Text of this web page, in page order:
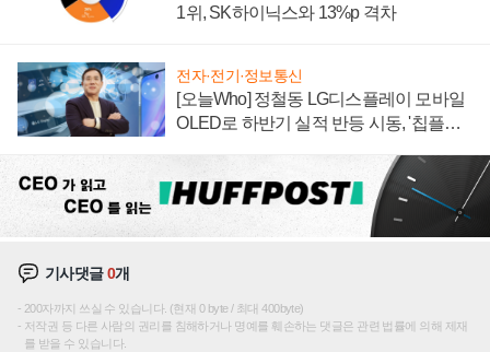
1위, SK하이닉스와 13%p 격차
전자·전기·정보통신
[오늘Who] 정철동 LG디스플레이 모바일
OLED로 하반기 실적 반등 시동, '칩플레
기사댓글0개
200자까지 쓰실 수 있습니다. (현재 0 byte / 최대 400byte)
저작권 등 다른 사람의 권리를 침해하거나 명예를 훼손하는 댓글은 관련 법률에 의해 제재
를 받을 수 있습니다.